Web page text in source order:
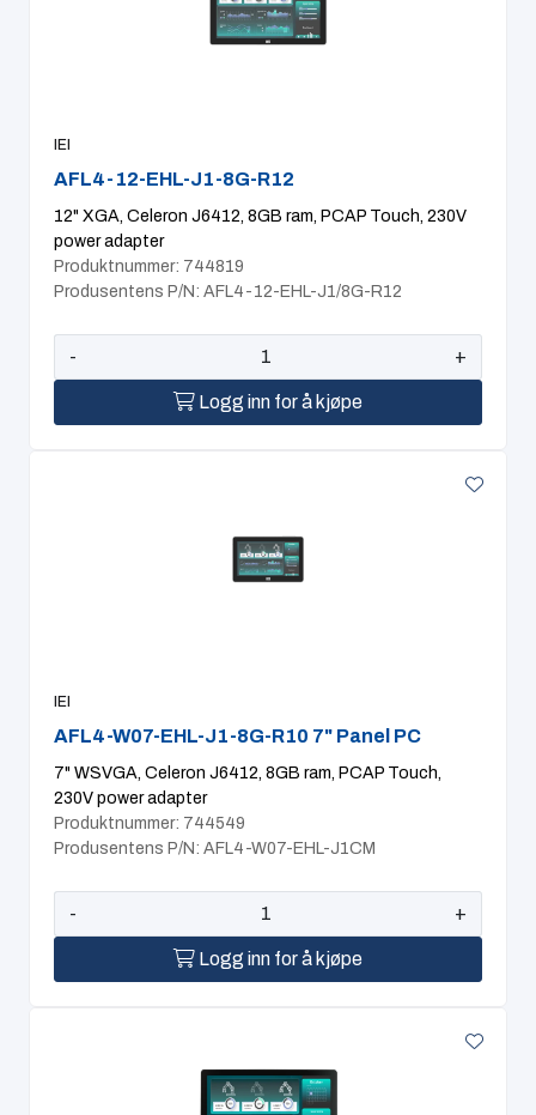
IEI
AFL4-12-EHL-J1-8G-R12
12" XGA, Celeron J6412, 8GB ram, PCAP Touch, 230V
power adapter
Produktnummer: 744819
Produsentens P/N: AFL4-12-EHL-J1/8G-R12
- +
Logg inn for å kjøpe
IEI
AFL4-W07-EHL-J1-8G-R10 7" Panel PC
7" WSVGA, Celeron J6412, 8GB ram, PCAP Touch,
230V power adapter
Produktnummer: 744549
Produsentens P/N: AFL4-W07-EHL-J1CM
- +
Logg inn for å kjøpe
Kurs og eventer
Infosenter